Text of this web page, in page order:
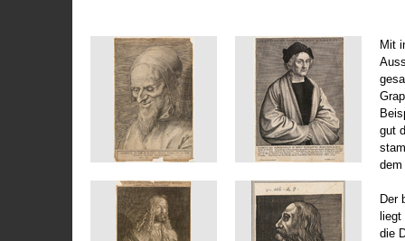
Mit
gut
dem
Der
die